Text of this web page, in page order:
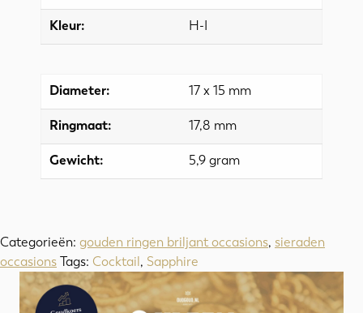
Kleur: H-I
Diameter: 17 x 15 mm
Ringmaat: 17,8 mm
Gewicht: 5,9 gram
Categorieën: gouden ringen briljant occasions, sieraden
occasions Tags: Cocktail , Sapphire